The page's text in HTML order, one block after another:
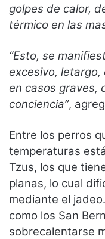
golpes de calor,
térmico en las
“Esto, se
excesivo, letargo,
en casos graves,
conciencia”,
Entre los perros
temperaturas
Tzus, los que
planas, lo cual
mediante el
como los San
sobrecalentarse